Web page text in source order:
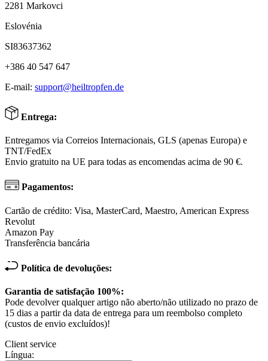
2281 Markovci
Eslovénia
SI83637362
+386 40 547 647
E-mail: support@heiltropfen.de
Entrega:
Entregamos via Correios Internacionais, GLS (apenas Europa) e
TNT/FedEx
Envio gratuito na UE para todas as encomendas acima de 90 €.
Pagamentos:
Cartão de crédito: Visa, MasterCard, Maestro, American Express
Revolut
Amazon Pay
Transferência bancária
Política de devoluções:
Garantia de satisfação 100%:
Pode devolver qualquer artigo não aberto/não utilizado no prazo de
15 dias a partir da data de entrega para um reembolso completo
(custos de envio excluídos)!
Client service
Língua: